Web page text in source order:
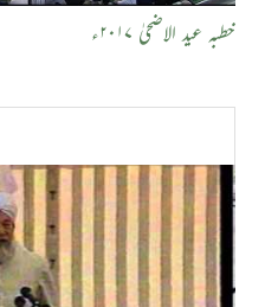
خطبہ عید الاضحیٰ ۲۰۱۷ء